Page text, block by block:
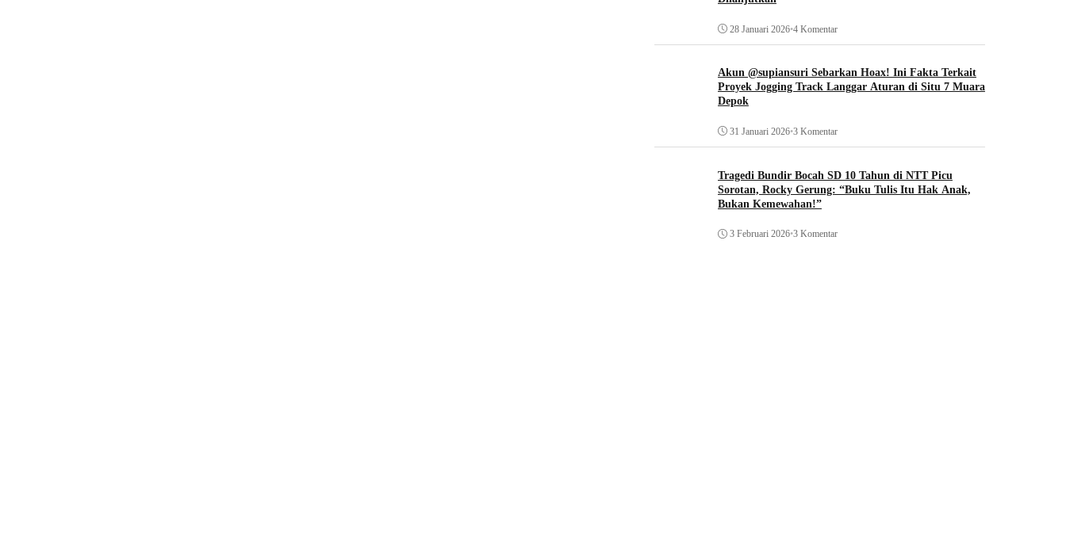
28 Januari 2026•4 Komentar
Akun @supiansuri Sebarkan Hoax! Ini Fakta Terkait
Proyek Jogging Track Langgar Aturan di Situ 7 Muara
Depok
31 Januari 2026•3 Komentar
Tragedi Bundir Bocah SD 10 Tahun di NTT Picu
Sorotan, Rocky Gerung: “Buku Tulis Itu Hak Anak,
Bukan Kemewahan!”
3 Februari 2026•3 Komentar